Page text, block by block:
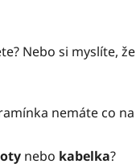
Nebo si myslíte,
nemáte co na
nebo kabelka?